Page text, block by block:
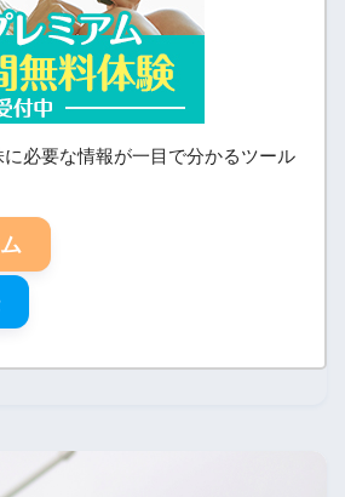
必要な情報が一目で分かるツール